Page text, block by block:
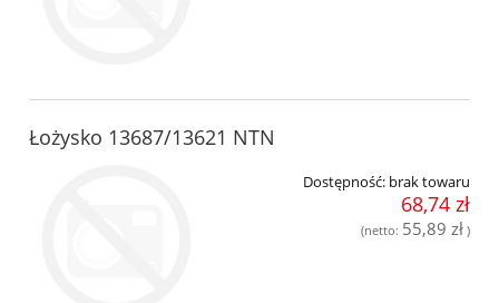
Łożysko 13687/13621 NTN
Dostępność: brak towaru
68,74 zł
(netto: 55,89 zł )